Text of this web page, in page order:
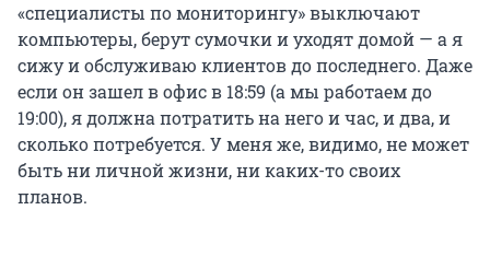
«специалисты по мониторингу» выключают
компьютеры, берут сумочки и уходят домой — а я
сижу и обслуживаю клиентов до последнего. Даже
если он зашел в офис в 18:59 (а мы работаем до
19:00), я должна потратить на него и час, и два, и
сколько потребуется. У меня же, видимо, не может
быть ни личной жизни, ни каких-то своих
планов.